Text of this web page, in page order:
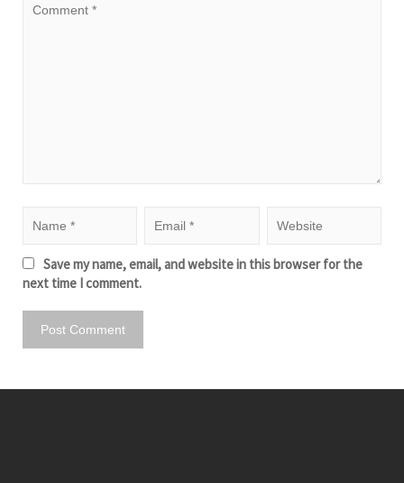
Save my name, email, and website in this browser for the
next time I comment.